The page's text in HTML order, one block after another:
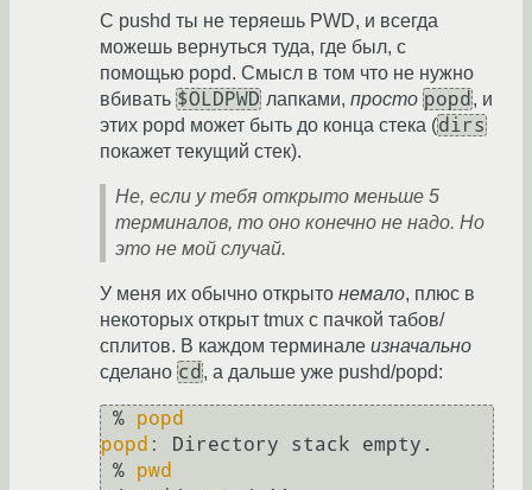
С pushd ты не теряешь PWD, и всегда
можешь вернуться туда, где был, с
помощью popd. Смысл в том что не нужно
вбивать $OLDPWD лапками, просто popd , и
этих popd может быть до конца стека (dirs
покажет текущий стек).
Не, если у тебя открыто меньше 5
терминалов, то оно конечно не надо. Но
это не мой случай.
У меня их обычно открыто немало, плюс в
некоторых открыт tmux с пачкой табов/
сплитов. В каждом терминале изначально
сделано cd , а дальше уже pushd/popd:
% popd
popd : Directory stack empty.
% pwd